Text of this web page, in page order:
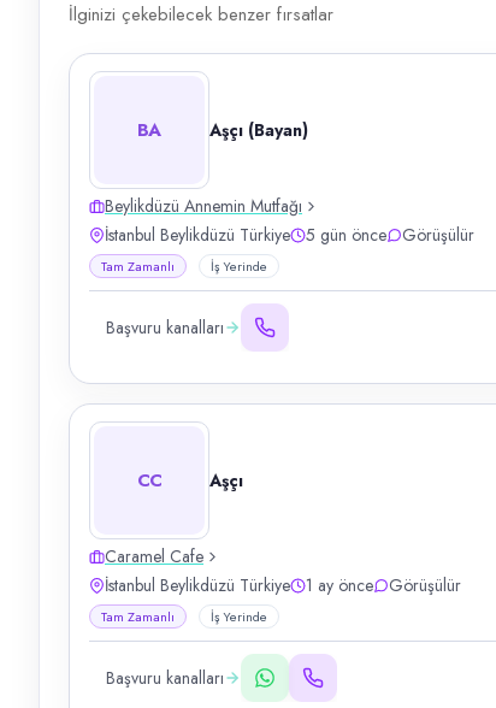
İlginizi çekebilecek benzer fırsatlar
BA Aşçı (Bayan)
Beylikdüzü Annemin Mutfağı
İstanbul Beylikdüzü Türkiye
5 gün önce Görüşülür
Tam Zamanlı İş Yerinde
Başvuru kanalları
CC Aşçı
Caramel Cafe
İstanbul Beylikdüzü Türkiye
1 ay önce Görüşülür
Tam Zamanlı İş Yerinde
Başvuru kanalları